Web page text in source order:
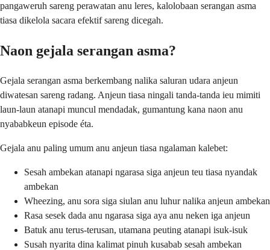
pangaweruh sareng perawatan anu leres, kalolobaan serangan asma
tiasa dikelola sacara efektif sareng dicegah.
Naon gejala serangan asma?
Gejala serangan asma berkembang nalika saluran udara anjeun
diwatesan sareng radang. Anjeun tiasa ningali tanda-tanda ieu mimiti
laun-laun atanapi muncul mendadak, gumantung kana naon anu
nyababkeun episode éta.
Gejala anu paling umum anu anjeun tiasa ngalaman kalebet:
Sesah ambekan atanapi ngarasa siga anjeun teu tiasa nyandak
ambekan
Wheezing, anu sora siga siulan anu luhur nalika anjeun ambekan
Rasa sesek dada anu ngarasa siga aya anu neken iga anjeun
Batuk anu terus-terusan, utamana peuting atanapi isuk-isuk
Susah nyarita dina kalimat pinuh kusabab sesah ambekan